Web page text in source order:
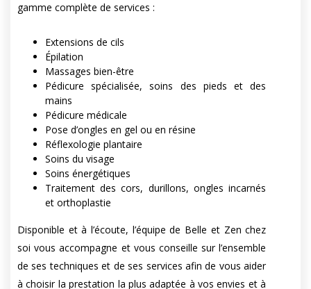
gamme complète de services :
Extensions de cils
Épilation
Massages bien-être
Pédicure spécialisée, soins des pieds et des
mains
Pédicure médicale
Pose d’ongles en gel ou en résine
Réflexologie plantaire
Soins du visage
Soins énergétiques
Traitement des cors, durillons, ongles incarnés
et orthoplastie
Disponible et à l’écoute, l’équipe de Belle et Zen chez
soi vous accompagne et vous conseille sur l’ensemble
de ses techniques et de ses services afin de vous aider
à choisir la prestation la plus adaptée à vos envies et à